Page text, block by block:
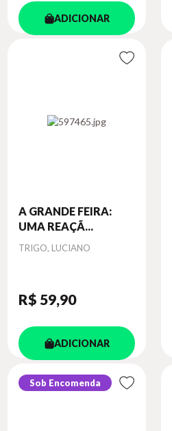
ADICIONAR
A GRANDE FEIRA:
UMA REAÇÃ...
Autor
TRIGO, LUCIANO
R$ 59,90
ADICIONAR
Sob Encomenda